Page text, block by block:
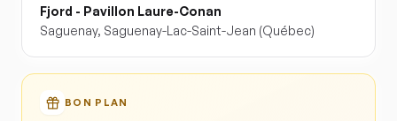
Fjord - Pavillon Laure-Conan
Saguenay, Saguenay-Lac-Saint-Jean (Québec)
BON PLAN